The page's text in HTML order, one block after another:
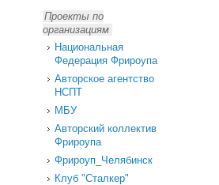
Проекты по
организациям
Национальная
Федерация Фрироупа
Авторское агентство
НСПТ
МБУ
Авторский коллектив
Фрироупа
Фрироуп_Челябинск
Клуб "Сталкер"